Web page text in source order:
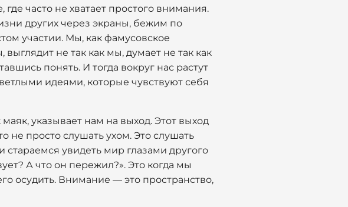
часто не хватает простого внимания.
других через экраны, бежим по
участии. Мы, как фамусовское
не так как мы, думает не так как
понять. И тогда вокруг нас растут
идеями, которые чувствуют себя
указывает нам на выход. Этот выход
не просто слушать ухом. Это слушать
увидеть мир глазами другого
А что он пережил?». Это когда мы
осудить. Внимание — это пространство,